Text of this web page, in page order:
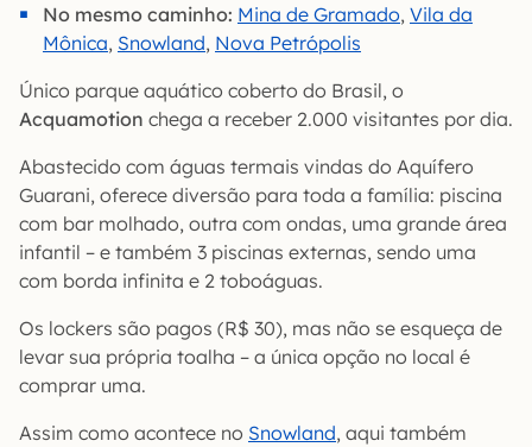
No mesmo caminho: Mina de Gramado, Vila da
Mônica, Snowland, Nova Petrópolis
Único parque aquático coberto do Brasil, o
Acquamotion chega a receber 2.000 visitantes por dia.
Abastecido com águas termais vindas do Aquífero
Guarani, oferece diversão para toda a família: piscina
com bar molhado, outra com ondas, uma grande área
infantil – e também 3 piscinas externas, sendo uma
com borda infinita e 2 toboáguas.
Os lockers são pagos (R$ 30), mas não se esqueça de
levar sua própria toalha – a única opção no local é
comprar uma.
Assim como acontece no Snowland, aqui também